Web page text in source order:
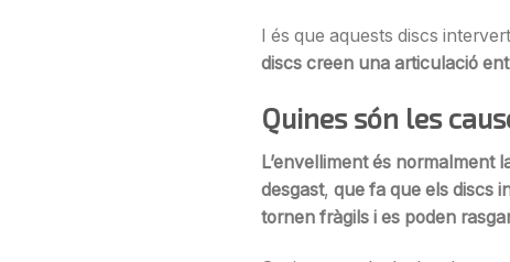
I és que aquests discs
discs creen una articulació
Quines són les
L’envelliment és normalment
desgast, que fa que els discs
tornen fràgils i es poden